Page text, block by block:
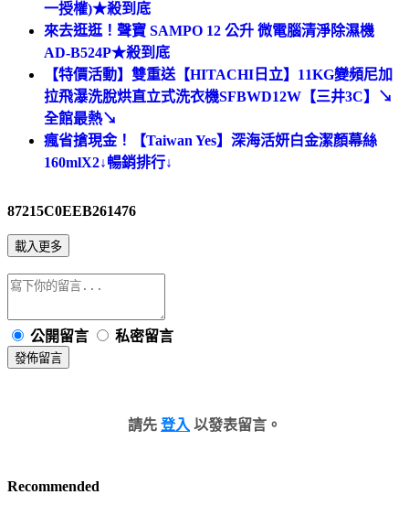
一授權)★殺到底
來去逛逛！聲寶 SAMPO 12 公升 微電腦清淨除濕機
AD-B524P★殺到底
【特價活動】雙重送【HITACHI日立】11KG變頻尼加
拉飛瀑洗脫烘直立式洗衣機SFBWD12W【三井3C】↘
全館最熱↘
瘋省搶現金！【Taiwan Yes】深海活妍白金潔顏幕絲
160mlX2↓暢銷排行↓
87215C0EEB261476
載入更多
公開留言 私密留言
發佈留言
請先 登入 以發表留言。
Recommended